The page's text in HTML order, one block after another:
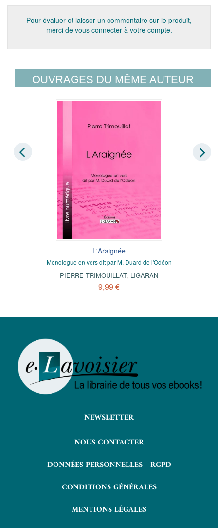
Pour évaluer et laisser un commentaire sur le produit,
merci de vous connecter à votre compte.
OUVRAGES DU MÊME AUTEUR
L'Araignée
Monologue en vers dit par M. Duard de l'Odéon
PIERRE TRIMOUILLAT, LIGARAN
9,99 €
NEWSLETTER
NOUS CONTACTER
DONNÉES PERSONNELLES - RGPD
CONDITIONS GÉNÉRALES
MENTIONS LÉGALES